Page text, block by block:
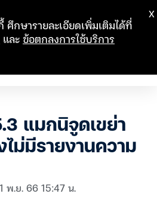
แมกนิจูดเขย่า
ไม่มีรายงานความ
พ.ย. 66 15:47 น.
ศึกษารายละเอียดเพิ่มเติมได้ที่
และข้อตกลงการใช้บริการ
X